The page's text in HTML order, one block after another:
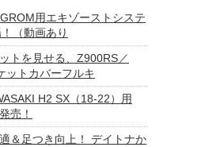
用エキゾーストシステ
（動画あり
トを見せる、Z900RS／
ットカバーフルキ
H2 SX（18-22）用
売！
＆足つき向上！ デイトナか